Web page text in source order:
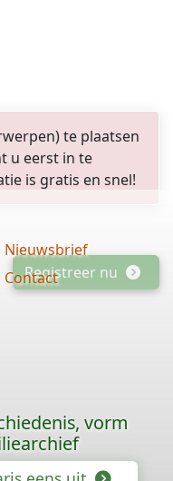
te plaatsen
u eerst in te
is gratis en snel!
Registreer nu
Nieuwsbrief
Contact
vorm